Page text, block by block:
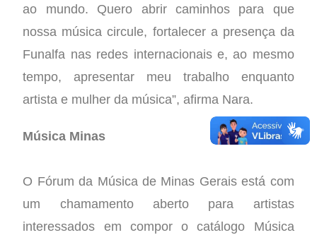
ao mundo. Quero abrir caminhos para que
nossa música circule, fortalecer a presença da
Funalfa nas redes internacionais e, ao mesmo
tempo, apresentar meu trabalho enquanto
artista e mulher da música”, afirma Nara.
Música Minas
O Fórum da Música de Minas Gerais está com
um chamamento aberto para artistas
interessados em compor o catálogo Música